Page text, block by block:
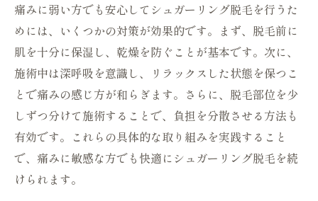
痛みに弱い方でも安心してシュガーリング脱毛を行うた
めには、いくつかの対策が効果的です。まず、脱毛前に
肌を十分に保湿し、乾燥を防ぐことが基本です。次に、
施術中は深呼吸を意識し、リラックスした状態を保つこ
とで痛みの感じ方が和らぎます。さらに、脱毛部位を少
しずつ分けて施術することで、負担を分散させる方法も
有効です。これらの具体的な取り組みを実践すること
で、痛みに敏感な方でも快適にシュガーリング脱毛を続
けられます。